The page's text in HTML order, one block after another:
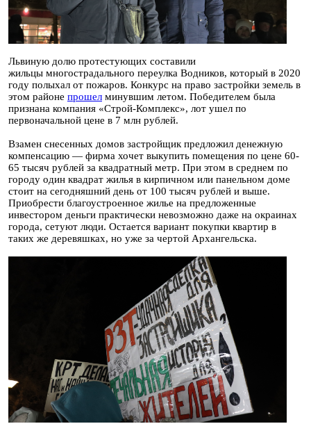
Львиную долю протестующих составили
жильцы многострадального переулка Водников, который в 2020
году полыхал от пожаров. Конкурс на право застройки земель в
этом районе прошел минувшим летом. Победителем была
признана компания «Строй-Комплекс», лот ушел по
первоначальной цене в 7 млн рублей.
Взамен снесенных домов застройщик предложил денежную
компенсацию — фирма хочет выкупить помещения по цене 60-
65 тысяч рублей за квадратный метр. При этом в среднем по
городу один квадрат жилья в кирпичном или панельном доме
стоит на сегодняшний день от 100 тысяч рублей и выше.
Приобрести благоустроенное жилье на предложенные
инвестором деньги практически невозможно даже на окраинах
города, сетуют люди. Остается вариант покупки квартир в
таких же деревяшках, но уже за чертой Архангельска.